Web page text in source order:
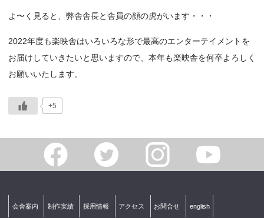
よ〜く見ると、弊舎舎長と舎員の顔の虎がいます・・・
2022年度も楽映舎はいろいろな形で最高のエンターテイメントを
お届けしていきたいと思いますので、本年も楽映舎を何卒よろしく
お願いいたします。
+5
会舎案内 制作実績 採用情報 アクセス お問合せ english